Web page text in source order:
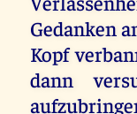
Gedanken
Kopf
dann